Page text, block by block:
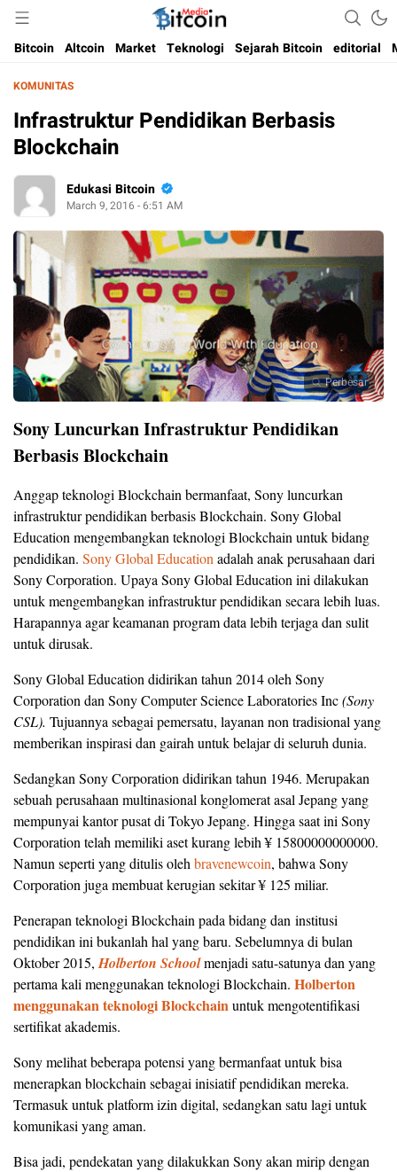
Bitcoin Media Indonesia
Media Bitcoin dan Cryptocurrency, dan Blockchain di Indonesia
Bitcoin Altcoin Market Teknologi Sejarah Bitcoin editorial
KOMUNITAS
Infrastruktur Pendidikan Berbasis
Blockchain
Edukasi Bitcoin
March 9, 2016 - 6:51 AM
Perbesar
Sony Luncurkan Infrastruktur Pendidikan
Berbasis Blockchain
Anggap teknologi Blockchain bermanfaat, Sony luncurkan
infrastruktur pendidikan berbasis Blockchain. Sony Global
Education mengembangkan teknologi Blockchain untuk bidang
pendidikan. Sony Global Education adalah anak perusahaan dari
Sony Corporation. Upaya Sony Global Education ini dilakukan
untuk mengembangkan infrastruktur pendidikan secara lebih luas.
Harapannya agar keamanan program data lebih terjaga dan sulit
untuk dirusak.
Sony Global Education didirikan tahun 2014 oleh Sony
Corporation dan Sony Computer Science Laboratories Inc(Sony
CSL). Tujuannya sebagai pemersatu, layanan non tradisional yang
memberikan inspirasi dan gairah untuk belajar di seluruh dunia.
Sedangkan Sony Corporation didirikan tahun 1946. Merupakan
sebuah perusahaan multinasional konglomerat asal Jepang yang
mempunyai kantor pusat di Tokyo Jepang. Hingga saat ini Sony
Corporation telah memiliki aset kurang lebih ¥ 15800000000000.
Namun seperti yang ditulis oleh bravenewcoin, bahwa Sony
Corporation juga membuat kerugian sekitar ¥ 125 miliar.
Penerapan teknologi Blockchain pada bidang dan institusi
pendidikan ini bukanlah hal yang baru. Sebelumnya di bulan
Oktober 2015, Holberton Schoolmenjadi satu-satunya dan yang
pertama kali menggunakan teknologi Blockchain. Holberton
menggunakan teknologi Blockchainuntuk mengotentifikasi
sertifikat akademis.
Sony melihat beberapa potensi yang bermanfaat untuk bisa
menerapkan blockchain sebagai inisiatif pendidikan mereka.
Termasuk untuk platform izin digital, sedangkan satu lagi untuk
komunikasi yang aman.
Bisa jadi, pendekatan yang dilakukkan Sony akan mirip dengan